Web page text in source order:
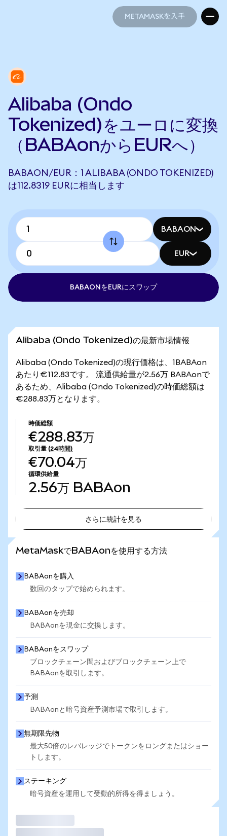
METAMASKを入手
Alibaba (Ondo
Tokenized)をユーロに変換
（BABAonからEURへ）
BABAON/EUR：1 ALIBABA (ONDO TOKENIZED)
は112.8319 EURに相当します
BABAON
EUR
BABAONをEURにスワップ
Alibaba (Ondo Tokenized)の最新市場情報
Alibaba (Ondo Tokenized)の現行価格は、1BABAon
あたり€112.83です。 流通供給量が2.56万 BABAonで
あるため、Alibaba (Ondo Tokenized)の時価総額は
€288.83万となります。
時価総額
€288.83万
取引量 (24時間)
€70.04万
循環供給量
2.56万 BABAon
さらに統計を見る
MetaMaskでBABAonを使用する方法
BABAonを購入
数回のタップで始められます。
BABAonを売却
BABAonを現金に交換します。
BABAonをスワップ
ブロックチェーン間およびブロックチェーン上で
BABAonを取引します。
予測
BABAonと暗号資産予測市場で取引します。
無期限先物
最大50倍のレバレッジでトークンをロングまたはショー
トします。
ステーキング
暗号資産を運用して受動的所得を得ましょう。